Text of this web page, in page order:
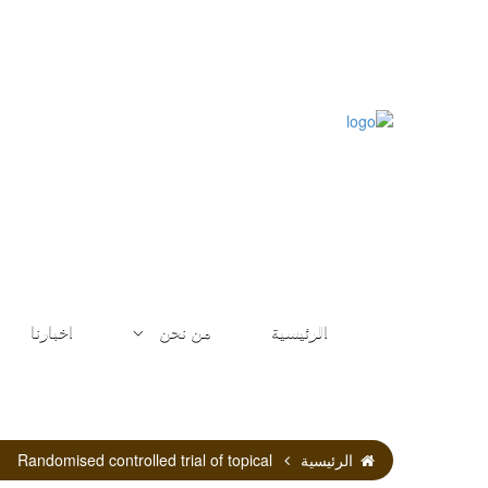
الرئيسية من نحن اخبارنا
الرئيسية